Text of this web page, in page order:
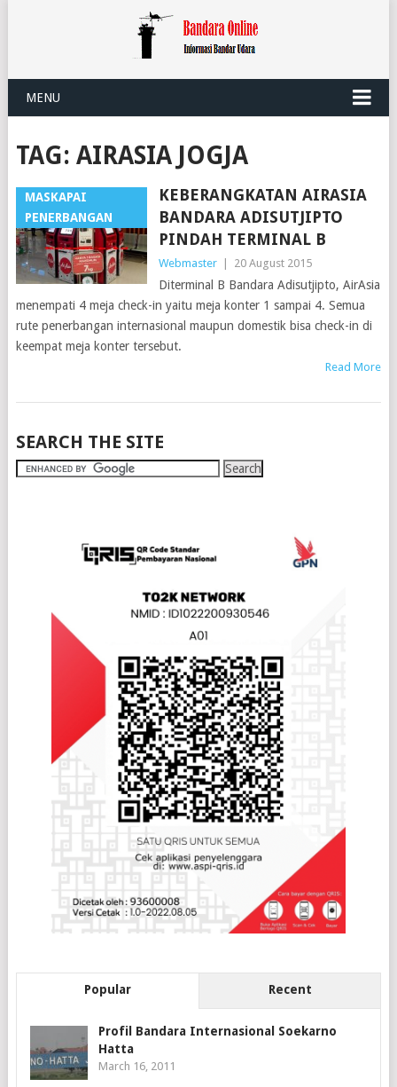
MENU
TAG: AIRASIA JOGJA
MASKAPAI
PENERBANGAN
KEBERANGKATAN AIRASIA
BANDARA ADISUTJIPTO
PINDAH TERMINAL B
Webmaster 20 August 2015
Diterminal B Bandara Adisutjipto, AirAsia
menempati 4 meja check-in yaitu meja konter 1 sampai 4. Semua
rute penerbangan internasional maupun domestik bisa check-in di
keempat meja konter tersebut.
Read More
SEARCH THE SITE
Popular Recent
Profil Bandara Internasional Soekarno
Hatta
March 16, 2011